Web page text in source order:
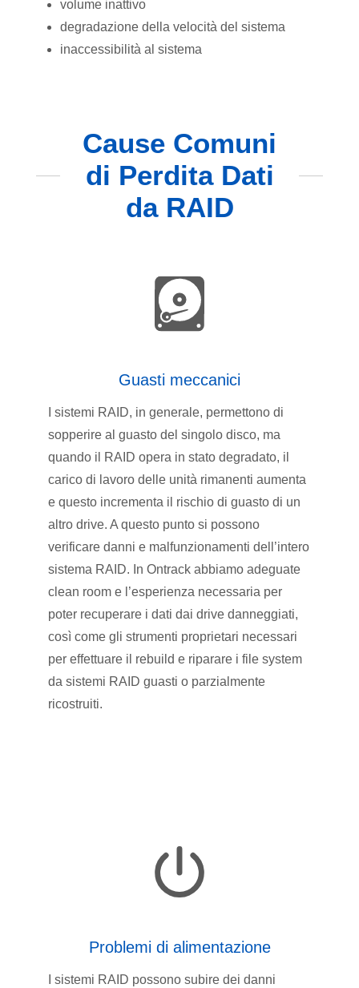
volume inattivo
degradazione della velocità del sistema
inaccessibilità al sistema
Cause Comuni
di Perdita Dati
da RAID
Guasti meccanici
I sistemi RAID, in generale, permettono di
sopperire al guasto del singolo disco, ma
quando il RAID opera in stato degradato, il
carico di lavoro delle unità rimanenti aumenta
e questo incrementa il rischio di guasto di un
altro drive. A questo punto si possono
verificare danni e malfunzionamenti dell’intero
sistema RAID. In Ontrack abbiamo adeguate
clean room e l’esperienza necessaria per
poter recuperare i dati dai drive danneggiati,
così come gli strumenti proprietari necessari
per effettuare il rebuild e riparare i file system
da sistemi RAID guasti o parzialmente
ricostruiti.
Problemi di alimentazione
I sistemi RAID possono subire dei danni